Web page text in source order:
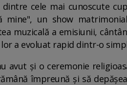
cele mai cunoscute
mine", un show
muzicală a emisiunii,
a evoluat rapid dintr-o
avut și o ceremonie
împreună și să